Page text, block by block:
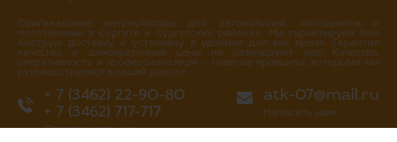
Оригинальные аккумуляторы для автомобилей, мотоциклов и
мототехники в Сургуте и Сургутских районах. Мы гарантируем Вам
быструю доставку и установку в удобное для вас время. Гарантия
качества и демократичные цены не разочаруют вас! Качество,
оперативность и профессионализм – главные принципы, которыми мы
руководствуемся в нашей работе.
+ 7 (3462) 22-90-80
+ 7 (3462) 717-717
Перезвоните мне
atk-07@mail.ru
Написать нам